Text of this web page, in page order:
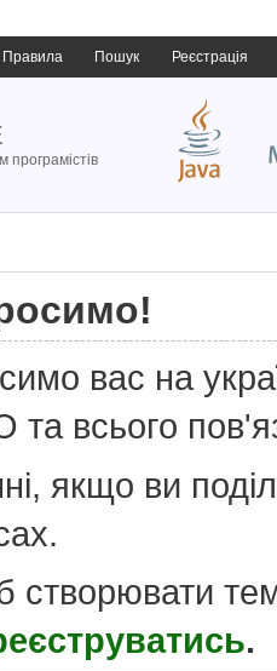
Правила Пошук Реєстрація
програмістів
вас на
та всього
якщо ви
створювати
.